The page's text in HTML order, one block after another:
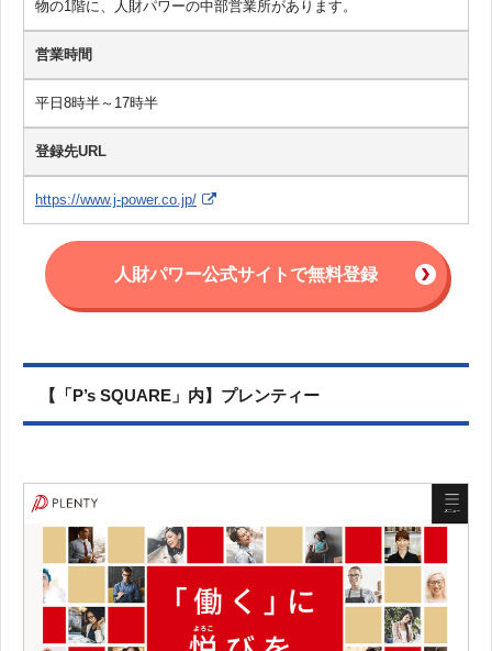
物の1階に、人財パワーの中部営業所があります。
営業時間
平日8時半～17時半
登録先URL
https://www.j-power.co.jp/
人財パワー公式サイトで無料登録
【「P’s SQUARE」内】プレンティー